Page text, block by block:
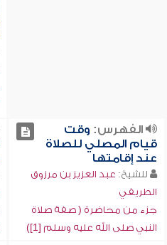
الفهرس: وقت
قيام المصلي للصلاة
عند إقامتها
للشيخ: عبد العزيز بن مرزوق
الطريفي
جزء من محاضرة ( صفة صلاة
النبي صلى الله عليه وسلم [1])